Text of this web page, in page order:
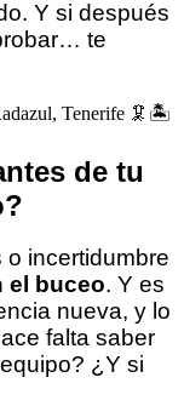
Y si después
te
de tu
incertidumbre
el buceo. Y es
nueva, y lo
falta saber
¿Y si